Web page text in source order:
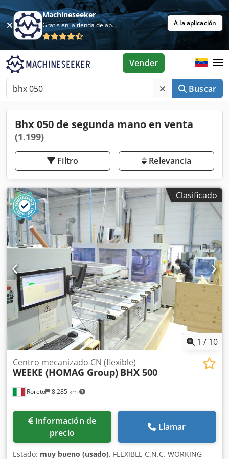
Machineseeker
Gratis en la tienda de aplicaciones A la aplicación
Buscar
Vender
Bhx 050 de segunda mano en venta
(1.199)
Filtro Relevancia
Clasificado
1 / 10
Roreto 8.285 km
Centro mecanizado CN (flexible)
WEEKE (HOMAG Group) BHX 500
Información de
precio
Llamar
Estado: muy bueno (usado), FLEXIBLE C.N.C. WORKING